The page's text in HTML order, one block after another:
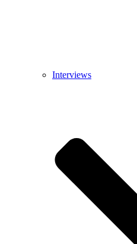
Interviews